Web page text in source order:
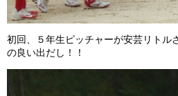
初回、５年生ピッチャーが安芸リトル
の良い出だし！！